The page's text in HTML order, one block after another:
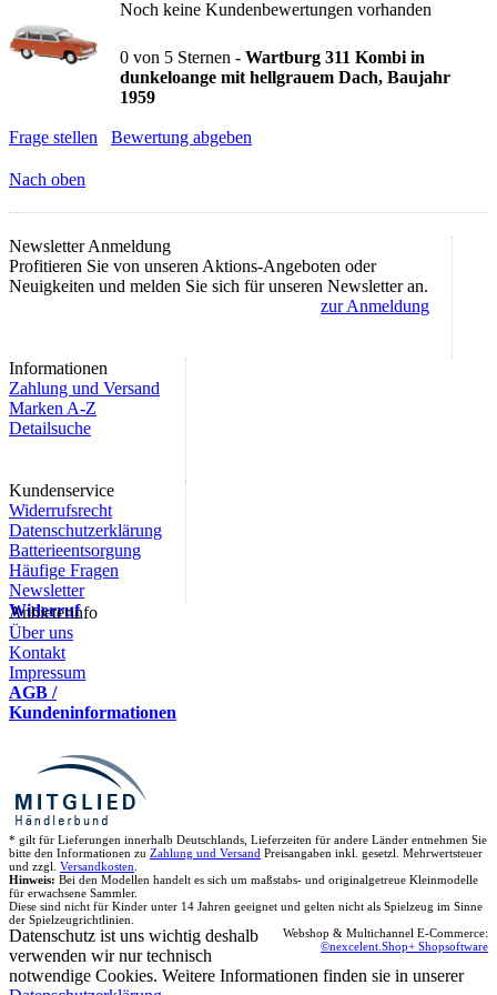
Noch keine Kundenbewertungen vorhanden
0 von 5 Sternen - Wartburg 311 Kombi in
dunkeloange mit hellgrauem Dach, Baujahr
1959
Frage stellen Bewertung abgeben
Nach oben
Newsletter Anmeldung
Profitieren Sie von unseren Aktions-Angeboten oder
Neuigkeiten und melden Sie sich für unseren Newsletter an.
zur Anmeldung
Informationen
Zahlung und Versand
Marken A-Z
Detailsuche
Kundenservice
Widerrufsrecht
Datenschutzerklärung
Batterieentsorgung
Häufige Fragen
Newsletter
Widerruf
Anbieterinfo
Über uns
Kontakt
Impressum
AGB /
Kundeninformationen
* gilt für Lieferungen innerhalb Deutschlands, Lieferzeiten für andere Länder entnehmen Sie
bitte den Informationen zu Zahlung und Versand Preisangaben inkl. gesetzl. Mehrwertsteuer
und zzgl. Versandkosten
Hinweis: Bei den Modellen handelt es sich um maßstabs- und originalgetreue Kleinmodelle
für erwachsene Sammler.
Diese sind nicht für Kinder unter 14 Jahren geeignet und gelten nicht als Spielzeug im Sinne
der Spielzeugrichtlinien.
Webshop & Multichannel E-Commerce:
©nexcelent.Shop+ Shopsoftware
Datenschutz ist uns wichtig deshalb
verwenden wir nur technisch
notwendige Cookies. Weitere Informationen finden sie in unserer